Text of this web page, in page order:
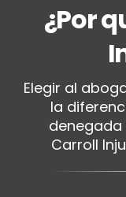
¿Por
Elegir al
la
denegada
Carroll